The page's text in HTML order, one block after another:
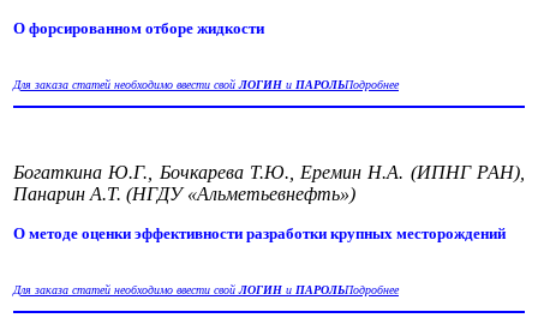
О форсированном отборе жидкости
Для заказа статей необходимо ввести свойЛОГИН и ПАРОЛЬПодробнее
Богаткина Ю.Г., Бочкарева Т.Ю., Еремин Н.А. (ИПНГ РАН),
Панарин А.Т. (НГДУ «Альметьевнефть»)
О методе оценки эффективности разработки крупных месторождений
Для заказа статей необходимо ввести свойЛОГИН и ПАРОЛЬПодробнее